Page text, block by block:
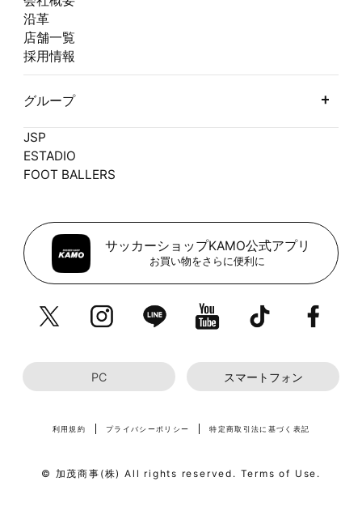
沿革
店舗一覧
採用情報
グループ
JSP
ESTADIO
FOOT BALLERS
サッカーショップKAMO公式アプリ
お買い物をさらに便利に
PC スマートフォン
利用規約 プライバシーポリシー 特定商取引法に基づく表記
© 加茂商事(株) All rights reserved. Terms of Use.